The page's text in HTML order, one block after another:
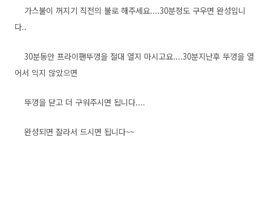
가스불이 꺼지기 직전의 불로 해주세요....30분정도 구우면 완성입니
다..
30분동안 프라이팬뚜껑을 절대 열지 마시고요....30분지난후 뚜껑을 열
어서 익지 않았으면
뚜껑을 닫고 더 구워주시면 됩니다....
완성되면 잘라서 드시면 됩니다~~